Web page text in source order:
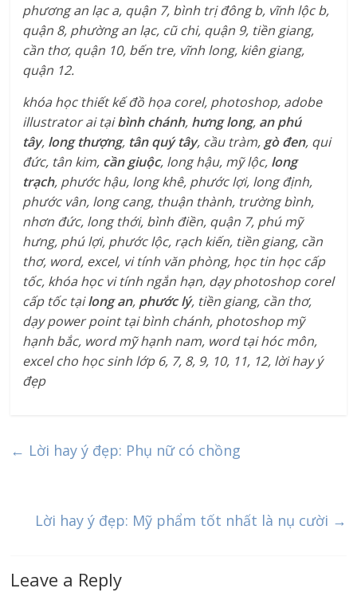
phương an lạc a, quận 7, bình trị đông b, vĩnh lộc b,
quận 8, phường an lạc, cũ chi, quận 9, tiền giang,
cần thơ, quận 10, bến tre, vĩnh long, kiên giang,
quận 12.
khóa học thiết kế đồ họa corel, photoshop, adobe
illustrator ai tạibình chánh, hưng long, an phú
tây, long thượng, tân quý tây, cầu tràm, gò đen, qui
đức, tân kim, cần giuộc, long hậu, mỹ lộc, long
trạch, phước hậu, long khê, phước lợi, long định,
phước vân, long cang, thuận thành, trường bình,
nhơn đức, long thới, bình điền, quận 7, phú mỹ
hưng, phú lợi, phước lộc, rạch kiến, tiền giang, cần
thơ, word, excel, vi tính văn phòng, học tin học cấp
tốc, khóa học vi tính ngắn hạn, dạy photoshop corel
cấp tốc tạilong an, phước lý, tiền giang, cần thơ,
dạy power point tại bình chánh, photoshop mỹ
hạnh bắc, word mỹ hạnh nam, word tại hóc môn,
excel cho học sinh lớp 6, 7, 8, 9, 10, 11, 12, lời hay ý
đẹp
← Lời hay ý đẹp: Phụ nữ có chồng
Lời hay ý đẹp: Mỹ phẩm tốt nhất là nụ cười →
Leave a Reply